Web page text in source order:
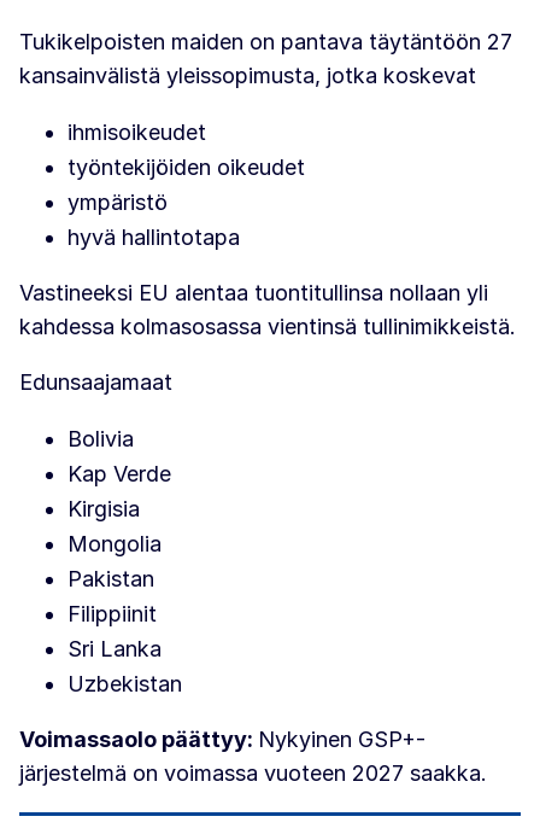
Tukikelpoisten maiden on pantava täytäntöön 27
kansainvälistä yleissopimusta, jotka koskevat
ihmisoikeudet
työntekijöiden oikeudet
ympäristö
hyvä hallintotapa
Vastineeksi EU alentaa tuontitullinsa nollaan yli
kahdessa kolmasosassa vientinsä tullinimikkeistä.
Edunsaajamaat
Bolivia
Kap Verde
Kirgisia
Mongolia
Pakistan
Filippiinit
Sri Lanka
Uzbekistan
Voimassaolo päättyy: Nykyinen GSP+-
järjestelmä on voimassa vuoteen 2027 saakka.